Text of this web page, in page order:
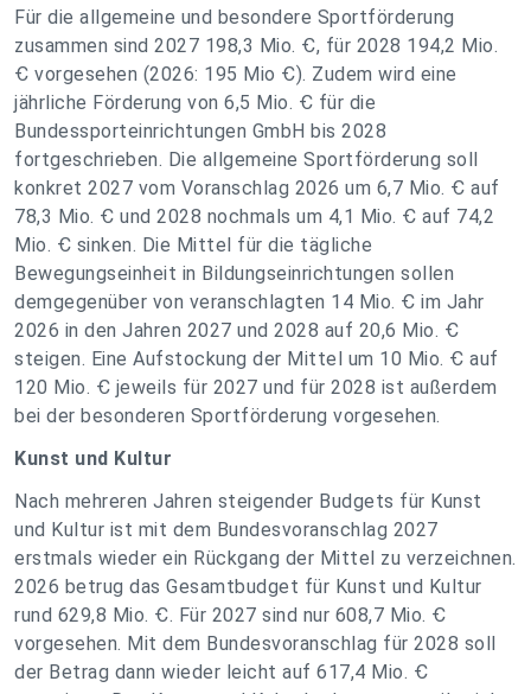
Für die allgemeine und besondere Sportförderung
zusammen sind 2027 198,3 Mio. Ꞓ, für 2028 194,2 Mio.
Ꞓ vorgesehen (2026: 195 Mio Ꞓ). Zudem wird eine
jährliche Förderung von 6,5 Mio. Ꞓ für die
Bundessporteinrichtungen GmbH bis 2028
fortgeschrieben. Die allgemeine Sportförderung soll
konkret 2027 vom Voranschlag 2026 um 6,7 Mio. Ꞓ auf
78,3 Mio. Ꞓ und 2028 nochmals um 4,1 Mio. Ꞓ auf 74,2
Mio. Ꞓ sinken. Die Mittel für die tägliche
Bewegungseinheit in Bildungseinrichtungen sollen
demgegenüber von veranschlagten 14 Mio. Ꞓ im Jahr
2026 in den Jahren 2027 und 2028 auf 20,6 Mio. Ꞓ
steigen. Eine Aufstockung der Mittel um 10 Mio. Ꞓ auf
120 Mio. Ꞓ jeweils für 2027 und für 2028 ist außerdem
bei der besonderen Sportförderung vorgesehen.
Kunst und Kultur
Nach mehreren Jahren steigender Budgets für Kunst
und Kultur ist mit dem Bundesvoranschlag 2027
erstmals wieder ein Rückgang der Mittel zu verzeichnen.
2026 betrug das Gesamtbudget für Kunst und Kultur
rund 629,8 Mio. Ꞓ. Für 2027 sind nur 608,7 Mio. Ꞓ
vorgesehen. Mit dem Bundesvoranschlag für 2028 soll
der Betrag dann wieder leicht auf 617,4 Mio. Ꞓ